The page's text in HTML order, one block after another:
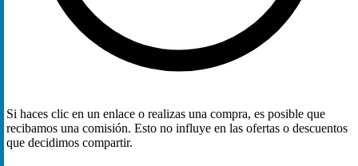
Si haces clic en un enlace o realizas una compra, es posible que
recibamos una comisión. Esto no influye en las ofertas o descuentos
que decidimos compartir.